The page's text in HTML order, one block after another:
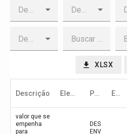
XLSX
Descrição Elemento de despesa Programa Empenho
valor que se
empenha
para
DES
ENV